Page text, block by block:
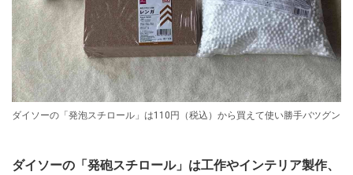
ダイソーの「発泡スチロール」は110円（税込）から買えて使い勝手バツグン
ダイソーの「発砲スチロール」は工作やインテリア製作、